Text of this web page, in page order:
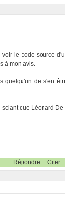
le code source
à mon avis.
quelqu'un de s'en
sciant que Léonard De
Répondre Citer